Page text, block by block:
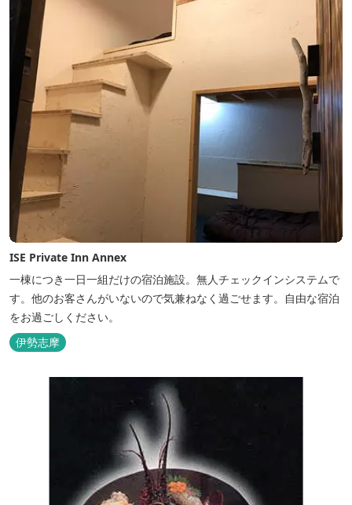
ISE Private Inn Annex
一棟につき一日一組だけの宿泊施設。無人チェックインシステムで
す。他のお客さんがいないので気兼ねなく過ごせます。自由な宿泊
をお過ごしください。
伊勢志摩